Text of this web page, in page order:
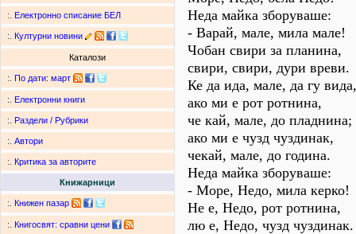
:. Електронно списание БЕЛ
:. Културни новини
Каталози
:. По дати: март
:. Електронни книги
:. Раздели / Рубрики
:. Автори
:. Критика за авторите
Книжарници
:. Книжен пазар
:. Книгосвят: сравни цени
Неда майка зборуваше:
- Варай, мале, мила мале!
Чобан свири за планина,
свири, свири, дури вреви.
Ке да ида, мале, да гу вида,
ако ми е рот ротнина,
че кай, мале, до пладнина;
ако ми е чузд чуздинак,
чекай, мале, до година.
Неда майка зборуваше:
- Море, Недо, мила керко!
Не е, Недо, рот ротнина,
лю е, Недо, чузд чуздинак.